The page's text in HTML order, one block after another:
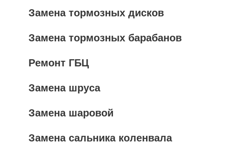
Замена тормозных дисков
Замена тормозных барабанов
Ремонт ГБЦ
Замена шруса
Замена шаровой
Замена сальника коленвала